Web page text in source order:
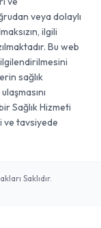
veya dolaylı
ilgili
Bu web
sağlık
Sağlık Hizmeti
ve tavsiyede
Saklıdır.